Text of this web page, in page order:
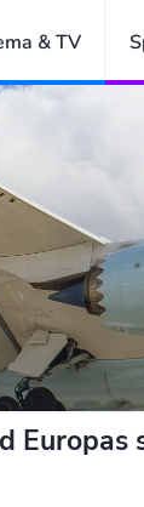
& TV
Europas